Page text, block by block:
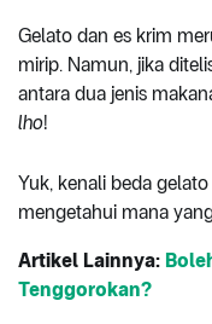
Gelato dan es krim
mirip. Namun, jika
antara dua jenis
lho!
Yuk, kenali beda
mengetahui mana
Artikel Lainnya:
Tenggorokan?